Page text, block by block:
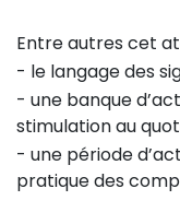
Entre autres cet
- le langage des
- une banque
stimulation au
- une période
pratique des